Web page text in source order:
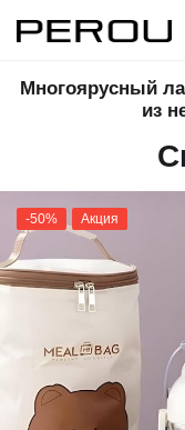
Многоярусный
из
-50% Акция